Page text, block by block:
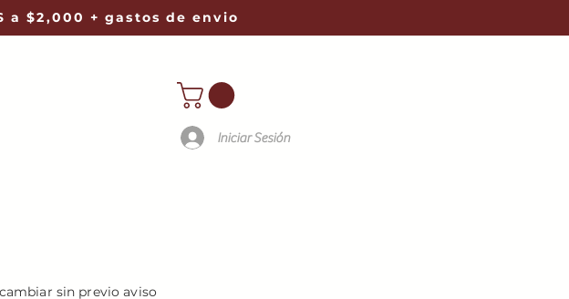
a $2,000 + gastos de envio
Iniciar Sesión
sin previo aviso